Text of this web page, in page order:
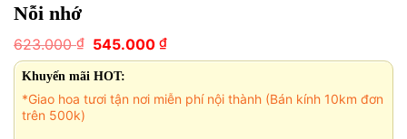
Nỗi nhớ
623.000₫ Giá
gốc
là:
623.000 ₫.
545.000 ₫Giá
hiện
545.000 ₫.
Khuyến mãi HOT:
*Giao hoa tươi tận nơi miễn phí nội thành (Bán kính 10km đơn
trên 500k)